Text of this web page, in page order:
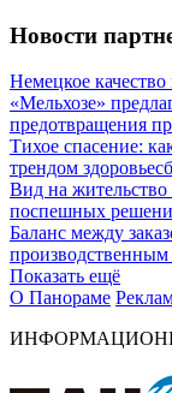
Новости
Немецкое
«Мельхозе»
предотвращения
Тихое спасение:
трендом
Вид на
поспешных
Баланс между
Показать ещё
О Панораме